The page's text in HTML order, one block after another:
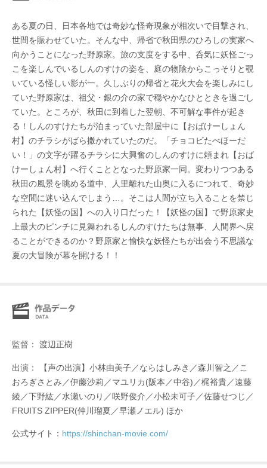
ある夏の日、日本各地では奇妙な怪奇現象が相次いで目撃され、
世間を賑わせていた。そんな中、帰省で秋田県のひろしの実家へ
向かうことになった野原家。旅の支度をする中、呑気に妖怪ごっ
こを楽しんでいるしんのすけの姿を、庭の物陰からこっそりと覗
いている怪しい影が一。久しぶりの帰省と花火大会を楽しみにし
ていた野原家は、祖父・銀の介の家で穏やかなひとときを過ごし
ていた。ところが、秋田に到着した翌朝、不可解な事件が起き
る！しんのすけたちが泊まっていた部屋中に【おばけーしょん
村】のチラシがばら撒かれていたのだ。「チョコビたべほーだ
い！」の文字が躍るチラシに大興奮のしんのすけに頼まれ【おば
けーしょん村】へ行くこととなった野原家一同。変わりつつある
秋田の風景を眺める道中、人里離れた山奥に入るにつれて、奇妙
な空間に迷い込んでしまう…。そこは人間が立ち入ることを禁じ
られた【妖怪の国】への入り口だった！【妖怪の国】で野原家史
上最大のピンチに見舞われるしんのすけたちは無事、人間界へ戻
ることができるのか？野原家と愉快な妖怪たちが出会う不思議な
夏の大冒険が幕を開ける！！
監督： 渡辺正樹
出演： 【声の出演】小林由美子／ならはしみき／森川智之／こ
おろぎさとみ／伊藤沙莉／マユリカ(阪本／中谷)／梶裕貴／遠藤
綾／下野紘／水瀬いのり／咲野俊介／小松未可子／佐藤せつじ／
FRUITS ZIPPER(仲川瑠夏／早瀬ノエル) ほか
公式サイト： https://shinchan-movie.com/